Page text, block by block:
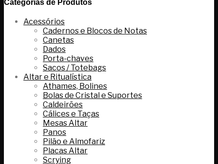
Categorias de Produtos
Acessórios
Cadernos e Blocos de Notas
Canetas
Dados
Porta-chaves
Sacos / Totebags
Altar e Ritualística
Athames, Bolines
Bolas de Cristal e Suportes
Caldeirões
Cálices e Taças
Mesas Altar
Panos
Pilão e Almofariz
Placas Altar
Scrying